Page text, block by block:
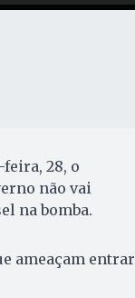
28, o
não vai
na bomba.
ameaçam entrar